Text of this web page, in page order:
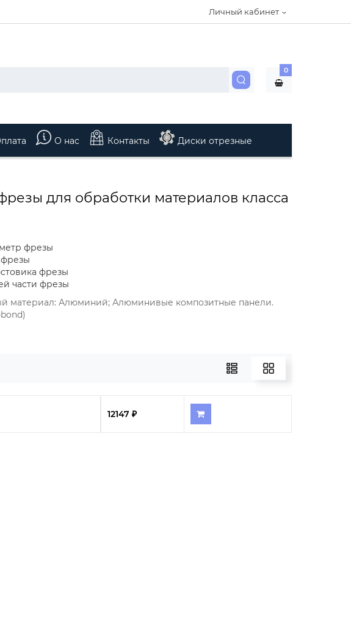
Личный кабинет
0
О нас Контакты Диски отрезные
для обработки материалов класса
фрезы
фрезы
части фрезы
материал: Алюминий; Алюминивые композитные панели.
12147 ₽